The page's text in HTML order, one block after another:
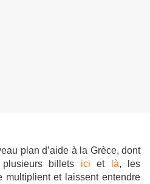
plan d’aide à la Grèce, dont
billets ici et là, les
multiplient et laissent entendre